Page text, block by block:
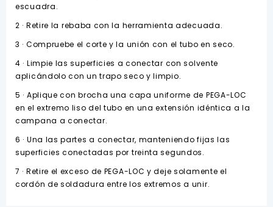
escuadra.
2 · Retire la rebaba con la herramienta adecuada.
3 · Compruebe el corte y la unión con el tubo en seco.
4 · Limpie las superficies a conectar con solvente
aplicándolo con un trapo seco y limpio.
5 · Aplique con brocha una capa uniforme de PEGA-LOC
en el extremo liso del tubo en una extensión idéntica a la
campana a conectar.
6 · Una las partes a conectar, manteniendo fijas las
superficies conectadas por treinta segundos.
7 · Retire el exceso de PEGA-LOC y deje solamente el
cordón de soldadura entre los extremos a unir.